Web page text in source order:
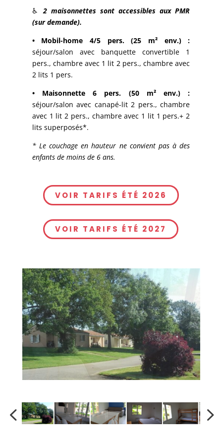
♿2 maisonnettes sont accessibles aux PMR
(sur demande).
• Mobil-home 4/5 pers. (25 m² env.) :
séjour/salon avec banquette convertible 1
pers., chambre avec 1 lit 2 pers., chambre avec
2 lits 1 pers.
• Maisonnette 6 pers. (50 m² env.) :
séjour/salon avec canapé-lit 2 pers., chambre
avec 1 lit 2 pers., chambre avec 1 lit 1 pers.+ 2
lits superposés*.
* Le couchage en hauteur ne convient pas à des
enfants de moins de 6 ans.
VOIR TARIFS ÉTÉ 2026
VOIR TARIFS ÉTÉ 2027